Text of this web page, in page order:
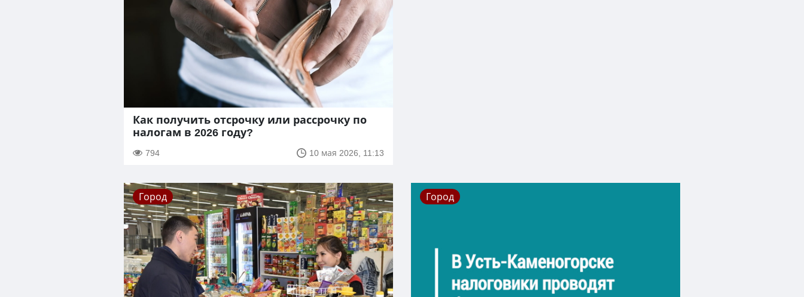
Как получить отсрочку или рассрочку по
налогам в 2026 году?
794 10 мая 2026, 11:13
Город Город